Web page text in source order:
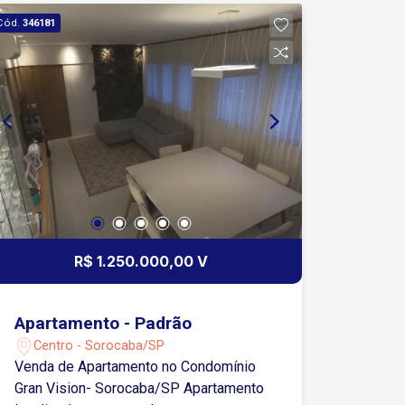
346181
R$ 1.250.000,00 V
Apartamento - Padrão
Centro - Sorocaba/SP
Venda de Apartamento no Condomínio
Gran Vision- Sorocaba/SP Apartamento